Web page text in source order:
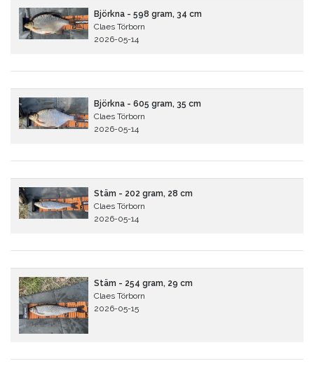
Björkna - 598 gram, 34 cm
Claes Törborn
2026-05-14
Björkna - 605 gram, 35 cm
Claes Törborn
2026-05-14
Stäm - 202 gram, 28 cm
Claes Törborn
2026-05-14
Stäm - 254 gram, 29 cm
Claes Törborn
2026-05-15